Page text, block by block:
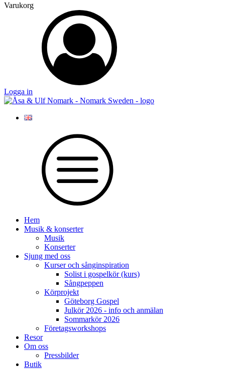
Varukorg
Logga in
Hem
Musik & konserter
Musik
Konserter
Sjung med oss
Kurser och sånginspiration
Solist i gospelkör (kurs)
Sångpeppen
Körprojekt
Göteborg Gospel
Julkör 2026 - info och anmälan
Sommarkör 2026
Företagsworkshops
Resor
Om oss
Pressbilder
Butik